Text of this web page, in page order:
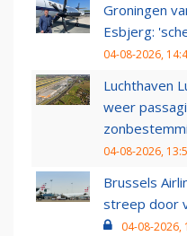
Groningen
Esbjerg:
04-08-2026,
Luchthaven
weer
04-08-2026,
Brussels
streep door
04-08-2026,